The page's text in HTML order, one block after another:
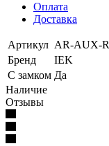
Оплата
Доставка
Артикул AR-AUX-
Бренд
IEK
С замком Да
Наличие
Отзывы